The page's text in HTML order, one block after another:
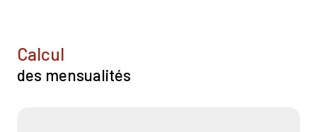
calcul
des mensualités